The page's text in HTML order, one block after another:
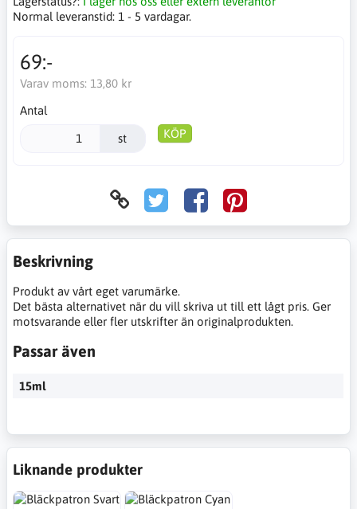
Normal leveranstid: 1 - 5 vardagar.
69:-
Varav moms: 13,80 kr
Antal
st KÖP
Beskrivning
Produkt av vårt eget varumärke.
Det bästa alternativet när du vill skriva ut till ett lågt pris. Ger
motsvarande eller fler utskrifter än originalprodukten.
Passar även
15ml
Liknande produkter